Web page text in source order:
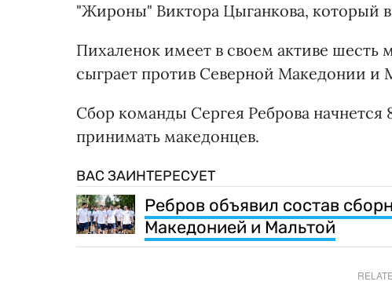
"Жироны" Виктора Цыганкова, который
Пихаленок имеет в своем активе шесть
сыграет против Северной Македонии и
Сбор команды Сергея Реброва начнется
принимать македонцев.
ВАС ЗАИНТЕРЕСУЕТ
Ребров объявил состав
Македонией и Мальтой